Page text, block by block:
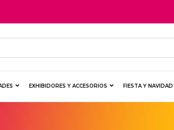
EXHIBIDORES Y ACCESORIOS FIESTA Y NAVIDAD